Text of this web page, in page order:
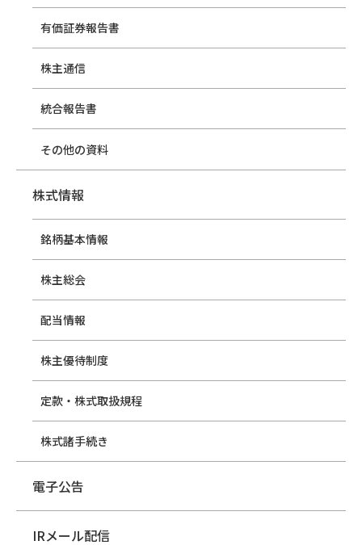
有価証券報告書
株主通信
統合報告書
その他の資料
株式情報
銘柄基本情報
株主総会
配当情報
株主優待制度
定款・株式取扱規程
株式諸手続き
電子公告
IRメール配信